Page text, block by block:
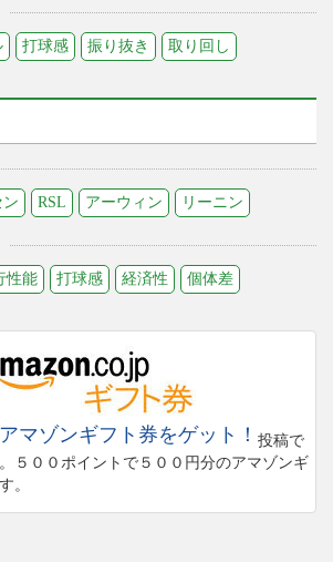
打球感 振り抜き 取り回し
ン RSL アーウィン リーニン
性能 打球感 経済性 個体差
マゾンギフト券をゲット！ 投稿で
５００ポイントで５００円分のアマゾンギ
。